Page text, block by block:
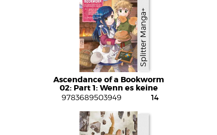
Splitter Manga+
Ascendance of a Bookworm
02: Part 1: Wenn es keine
Buecher gibt, muss ich eben
9783689503949 14